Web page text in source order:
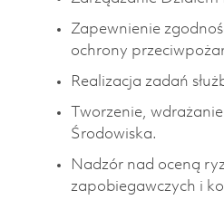
Zapewnienie
ochrony
Realizacja zadań
Tworzenie,
Środowiska.
Nadzór nad oceną
zapobiegawczych i